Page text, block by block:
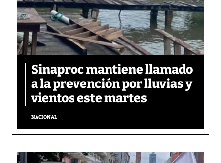
Sinaproc mantiene llamado
a la prevención por lluvias y
vientos este martes
NACIONAL